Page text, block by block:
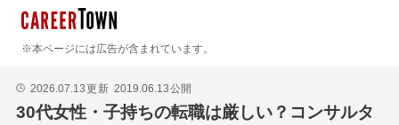
※本ページには広告が含まれています。
🕒 2026.07.13更新 2019.06.13公開
30代女性・子持ちの転職は厳しい？コンサルタ